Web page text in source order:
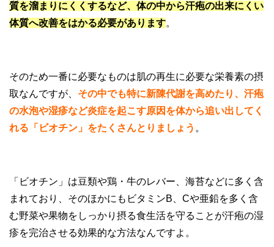
質を溜まりにくくするなど、体の中から汗疱の出来にくい
体質へ改善をはかる必要があります。
そのため一番に必要なものは肌の再生に必要な栄養素の摂
取なんですが、 その中でも特に新陳代謝を高めたり、汗疱
の水泡や湿疹など炎症を起こす原因を体から追い出してく
れる「ビオチン」をたくさんとりましょう 。
「ビオチン」は豆類や鶏・牛のレバー、海苔などに多く含
まれており、そのほかにもビタミンB、Cや亜鉛を多く含
む野菜や果物をしっかり摂る食生活を守ることが汗疱の湿
疹を完治させる効果的な方法なんですよ。